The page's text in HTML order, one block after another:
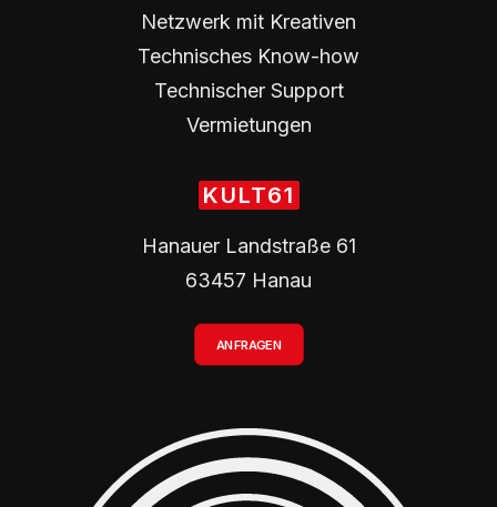
Netzwerk mit Kreativen
Technisches Know-how
Technischer Support
Vermietungen
KULT61
Hanauer Landstraße 61
63457 Hanau
ANFRAGEN